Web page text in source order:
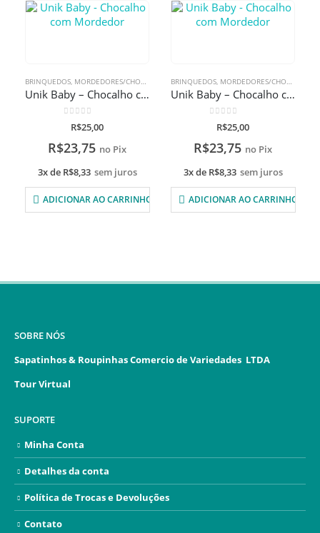
BRINQUEDOS, MORDEDORES/CHOCALHOS
Unik Baby – Chocalho com Mordedor
de 5
R$25,00
R$23,75 no Pix
3x de R$8,33 sem juros
ADICIONAR AO CARRINHO
BRINQUEDOS, MORDEDORES/CHOCALHOS
Unik Baby – Chocalho com Mordedor
de 5
R$25,00
R$23,75 no Pix
3x de R$8,33 sem juros
ADICIONAR AO CARRINHO
SOBRE NÓS
Sapatinhos & Roupinhas Comercio de Variedades LTDA
Tour Virtual
SUPORTE
Minha Conta
Detalhes da conta
Política de Trocas e Devoluções
Contato